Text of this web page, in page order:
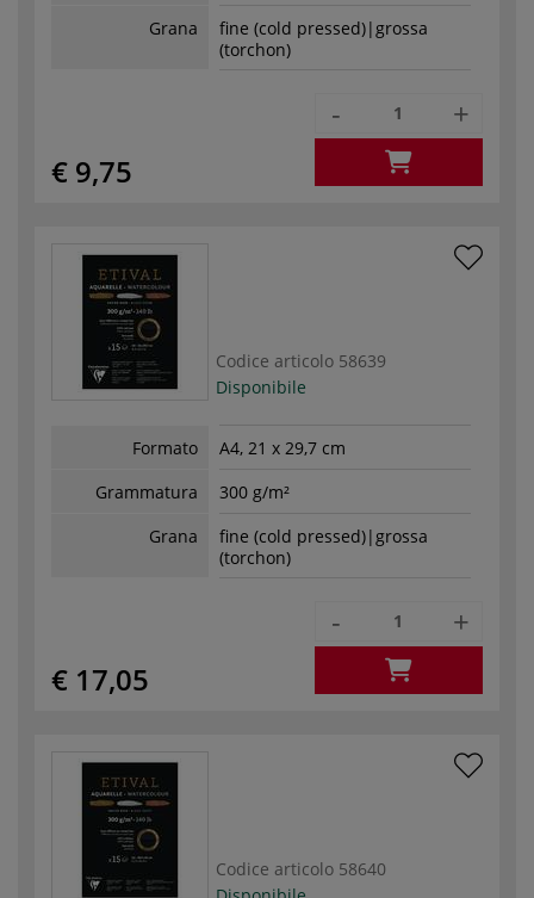
Grana
fine (cold pressed)|grossa
(torchon)
€ 9,75
- +
Codice articolo 58639
Disponibile
Formato
A4, 21 x 29,7 cm
Grammatura
300 g/m²
Grana
fine (cold pressed)|grossa
(torchon)
€ 17,05
- +
Codice articolo 58640